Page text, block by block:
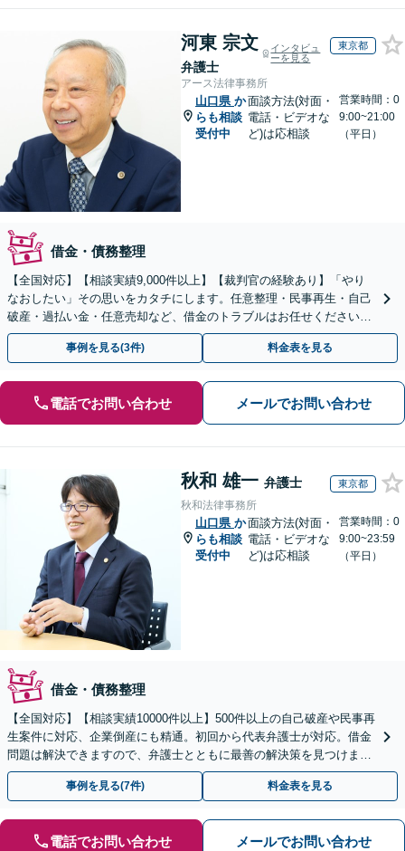
河東 宗文
弁護士
インタビュ
ーを見る
東京都
アース法律事務所
山口県 か
らも相談
受付中
面談方法(対面・
電話・ビデオな
ど)は応相談
営業時間：0
9:00~21:00
（平日）
借金・債務整理
【全国対応】【相談実績9,000件以上】【裁判官の経験あり】「やり
なおしたい」その思いをカタチにします。任意整理・民事再生・自己
破産・過払い金・任意売却など、借金のトラブルはお任せください。
【初回相談無料】【全国対応可能】
事例を見る(3件) 料金表を見る
電話でお問い合わせ メールでお問い合わせ
秋和 雄一 弁護士 東京都
秋和法律事務所
山口県 か
らも相談
受付中
面談方法(対面・
電話・ビデオな
ど)は応相談
営業時間：0
9:00~23:59
（平日）
借金・債務整理
【全国対応】【相談実績10000件以上】500件以上の自己破産や民事再
生案件に対応、企業倒産にも精通。初回から代表弁護士が対応。借金
問題は解決できますので、弁護士とともに最善の解決策を見つけまし
ょう【初回相談無料】【法テラス利用可】
事例を見る(7件) 料金表を見る
電話でお問い合わせ メールでお問い合わせ